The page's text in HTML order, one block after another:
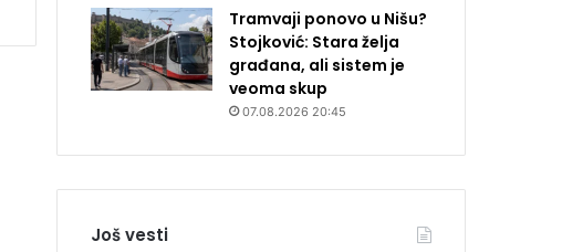
Tramvaji ponovo u Nišu?
Stojković: Stara želja
građana, ali sistem je
veoma skup
07.08.2026 20:45
Još vesti